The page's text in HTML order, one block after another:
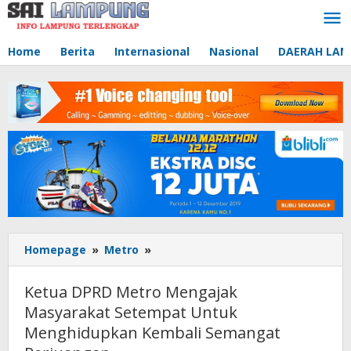
Lewati
Home Berita Internasional Nasional DAERAH
Homepage » Metro »
DPRD
Mengajak
Masyarakat
Setempat
Ketua DPRD Metro Mengajak
Masyarakat Setempat Untuk
Menghidupkan Kembali Semangat